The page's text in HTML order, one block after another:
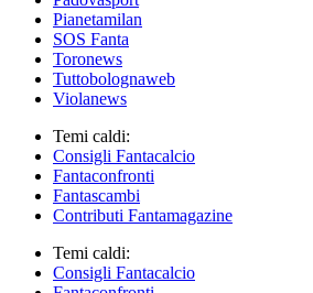
Pianetamilan
SOS Fanta
Toronews
Tuttobolognaweb
Violanews
Temi caldi:
Consigli Fantacalcio
Fantaconfronti
Fantascambi
Contributi Fantamagazine
Temi caldi:
Consigli Fantacalcio